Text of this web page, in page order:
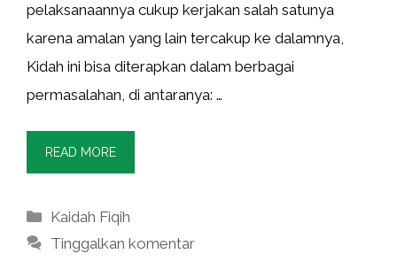
pelaksanaannya cukup kerjakan salah satunya
karena amalan yang lain tercakup ke dalamnya,
Kidah ini bisa diterapkan dalam berbagai
permasalahan, di antaranya: …
READ MORE
Kategori
Kaidah Fiqih
Tinggalkan komentar